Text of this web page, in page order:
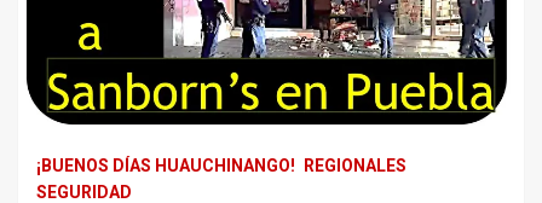
¡BUENOS DÍAS HUAUCHINANGO! REGIONALES
SEGURIDAD